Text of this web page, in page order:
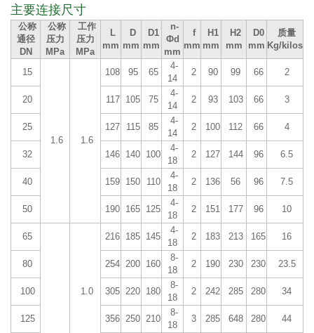
主要连接尺寸
公称
通径
DN
公称
压力
MPa
工作
压力
MPa
L
mm
D
mm
D1
mm
n-
Фd
mm
f
mm
H1
mm
H2
mm
D0
mm
质量
Kg/kilos
15
1.6 1.6
108 95 65
4-
14
2 90 99 66 2
20 117 105 75
4-
14
2 93 103 66 3
25 127 115 85
4-
14
2 100 112 66 4
32 146 140 100
4-
18
2 127 144 96 6.5
40 159 150 110
4-
18
2 136 56 96 7.5
50 190 165 125
4-
18
2 151 177 96 10
65
1.0
216 185 145
4-
18
2 183 213 165 16
80 254 200 160
8-
18
2 190 230 230 23.5
100 305 220 180
8-
18
2 242 285 280 34
125 356 250 210
8-
18
3 285 648 280 44